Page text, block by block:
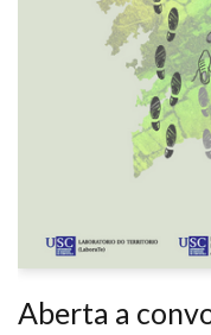
Aberta a